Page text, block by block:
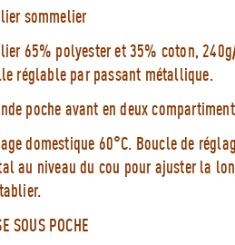
sommelier
65% polyester et 35% coton,
réglable par passant métallique.
poche avant en deux
domestique 60°C. Boucle de
au niveau du cou pour ajuster la
SOUS POCHE